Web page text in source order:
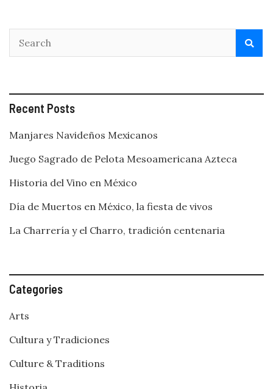
Recent Posts
Manjares Navideños Mexicanos
Juego Sagrado de Pelota Mesoamericana Azteca
Historia del Vino en México
Día de Muertos en México, la fiesta de vivos
La Charrería y el Charro, tradición centenaria
Categories
Arts
Cultura y Tradiciones
Culture & Traditions